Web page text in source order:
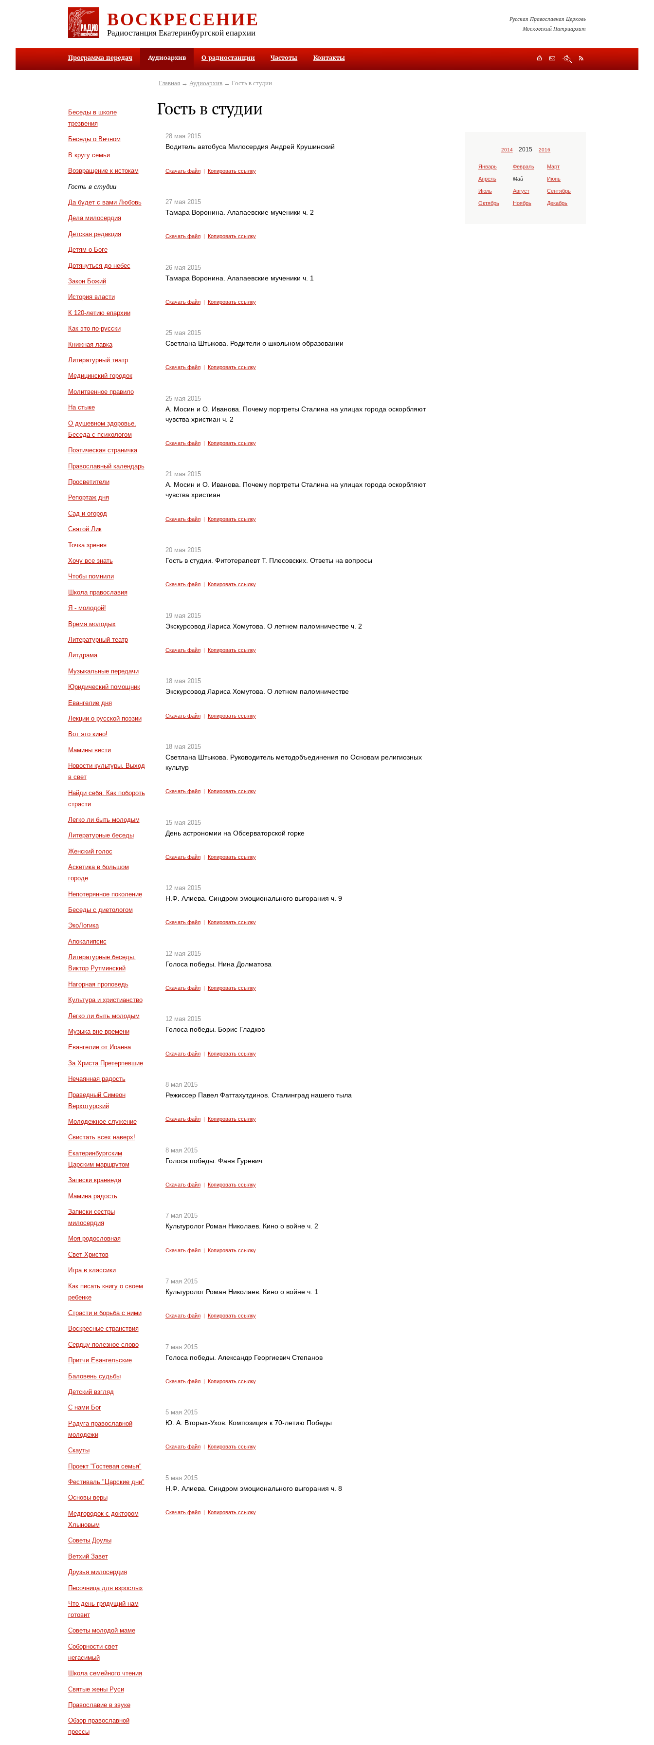
ВОСКРЕСЕНИЕ
Радиостанция Екатеринбургской епархии
Русская Православная Церковь
Московский Патриархат
Программа передач Аудиоархив О радиостанции Частоты Контакты
Беседы в школе
трезвения
Беседы о Вечном
В кругу семьи
Возвращение к истокам
Гость в студии
Да будет с вами Любовь
Дела милосердия
Детская редакция
Детям о Боге
Дотянуться до небес
Закон Божий
История власти
К 120-летию епархии
Как это по-русски
Книжная лавка
Литературный театр
Медицинский городок
Молитвенное правило
На стыке
О душевном здоровье.
Беседа с психологом
Поэтическая страничка
Православный календарь
Просветители
Репортаж дня
Сад и огород
Святой Лик
Точка зрения
Хочу все знать
Чтобы помнили
Школа православия
Я - молодой!
Время молодых
Литературный театр
Литдрама
Музыкальные передачи
Юридический помощник
Евангелие дня
Лекции о русской поэзии
Вот это кино!
Мамины вести
Новости культуры. Выход
в свет
Найди себя. Как побороть
страсти
Легко ли быть молодым
Литературные беседы
Женский голос
Аскетика в большом
городе
Непотерянное поколение
Беседы с диетологом
ЭкоЛогика
Апокалипсис
Литературные беседы.
Виктор Рутминский
Нагорная проповедь
Культура и христианство
Легко ли быть молодым
Музыка вне времени
Евангелие от Иоанна
За Христа Претерпевшие
Нечаянная радость
Праведный Симеон
Верхотурский
Молодежное служение
Свистать всех наверх!
Екатеринбургским
Царским маршрутом
Записки краеведа
Мамина радость
Записки сестры
милосердия
Моя родословная
Свет Христов
Игра в классики
Как писать книгу о своем
ребенке
Страсти и борьба с ними
Воскресные странствия
Сердцу полезное слово
Притчи Евангельские
Баловень судьбы
Детский взгляд
С нами Бог
Радуга православной
молодежи
Скауты
Проект "Гостевая семья"
Фестиваль "Царские дни"
Основы веры
Медгородок с доктором
Хлыновым
Советы Доулы
Ветхий Завет
Друзья милосердия
Песочница для взрослых
Что день грядущий нам
готовит
Советы молодой маме
Соборности свет
негасимый
Школа семейного чтения
Святые жены Руси
Православие в звуке
Обзор православной
прессы
Главная → Аудиоархив → Гость в студии
Гость в студии
28 мая 2015
Водитель автобуса Милосердия Андрей Крушинский
Скачать файл| Копировать ссылку
27 мая 2015
Тамара Воронина. Алапаевские мученики ч. 2
Скачать файл| Копировать ссылку
26 мая 2015
Тамара Воронина. Алапаевские мученики ч. 1
Скачать файл| Копировать ссылку
25 мая 2015
Светлана Штыкова. Родители о школьном образовании
Скачать файл| Копировать ссылку
25 мая 2015
А. Мосин и О. Иванова. Почему портреты Сталина на улицах города оскорбляют
чувства христиан ч. 2
Скачать файл| Копировать ссылку
21 мая 2015
А. Мосин и О. Иванова. Почему портреты Сталина на улицах города оскорбляют
чувства христиан
Скачать файл| Копировать ссылку
20 мая 2015
Гость в студии. Фитотерапевт Т. Плесовских. Ответы на вопросы
Скачать файл| Копировать ссылку
19 мая 2015
Экскурсовод Лариса Хомутова. О летнем паломничестве ч. 2
Скачать файл| Копировать ссылку
18 мая 2015
Экскурсовод Лариса Хомутова. О летнем паломничестве
Скачать файл| Копировать ссылку
18 мая 2015
Светлана Штыкова. Руководитель методобъединения по Основам религиозных
культур
Скачать файл| Копировать ссылку
15 мая 2015
День астрономии на Обсерваторской горке
Скачать файл| Копировать ссылку
12 мая 2015
Н.Ф. Алиева. Синдром эмоционального выгорания ч. 9
Скачать файл| Копировать ссылку
12 мая 2015
Голоса победы. Нина Долматова
Скачать файл| Копировать ссылку
12 мая 2015
Голоса победы. Борис Гладков
Скачать файл| Копировать ссылку
8 мая 2015
Режиссер Павел Фаттахутдинов. Сталинград нашего тыла
Скачать файл| Копировать ссылку
8 мая 2015
Голоса победы. Фаня Гуревич
Скачать файл| Копировать ссылку
7 мая 2015
Культуролог Роман Николаев. Кино о войне ч. 2
Скачать файл| Копировать ссылку
7 мая 2015
Культуролог Роман Николаев. Кино о войне ч. 1
Скачать файл| Копировать ссылку
7 мая 2015
Голоса победы. Александр Георгиевич Степанов
Скачать файл| Копировать ссылку
5 мая 2015
Ю. А. Вторых-Ухов. Композиция к 70-летию Победы
Скачать файл| Копировать ссылку
5 мая 2015
Н.Ф. Алиева. Синдром эмоционального выгорания ч. 8
Скачать файл| Копировать ссылку
2014 2015 2016
Январь Февраль Март
Апрель Май Июнь
Июль Август Сентябрь
Октябрь Ноябрь Декабрь